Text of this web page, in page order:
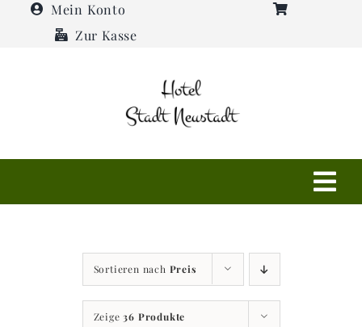
Mein Konto
Zur Kasse
Sortieren nach Preis
Zeige36 Produkte